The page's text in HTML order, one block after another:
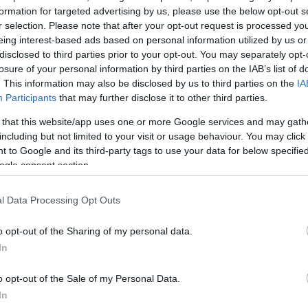
for targeted advertising by us, please use the below opt-out
selection. Please note that after your opt-out request is processed
interest-based ads based on personal information utilized by us
to third parties prior to your opt-out. You may separately
of your personal information by third parties on the IAB’s list of
This information may also be disclosed by us to third parties on the
Participants that may further disclose it to other third parties.
that this website/app uses one or more Google services and may
but not limited to your visit or usage behaviour. You may
to Google and its third-party tags to use your data for below
consent section.
Data Processing Opt Outs
opt-out of the Sharing of my personal data.
opt-out of the Sale of my Personal Data.
του Αμερικανού
τους
μέσα από τα social
στο Facebook και το
του
και ένα video
στο οποίο
την Ελλάδα και τα όσα